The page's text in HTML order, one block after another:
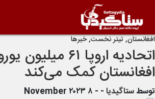
افغانستان,تیتر نخست,خبرها
اتحادیه اروپا ۶۱
افغانستان کمک می‌کند
توسطستاگیدیا- - ۸ November ۲۰۲۳